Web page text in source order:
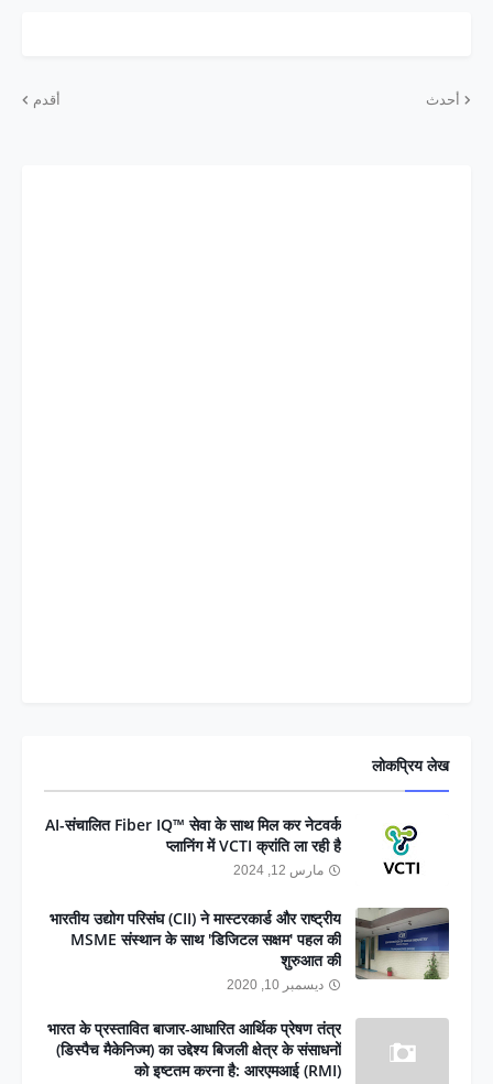
أحدث أقدم
लोकप्रिय लेख
AI-संचालित Fiber IQ™ सेवा के साथ मिल कर नेटवर्क
प्लानिंग में VCTI क्रांति ला रही है
مارس 12, 2024
भारतीय उद्योग परिसंघ (CII) ने मास्टरकार्ड और राष्ट्रीय
MSME संस्थान के साथ 'डिजिटल सक्षम' पहल की
शुरुआत की
ديسمبر 10, 2020
भारत के प्रस्तावित बाजार-आधारित आर्थिक प्रेषण तंत्र
(डिस्पैच मैकेनिज्म) का उद्देश्य बिजली क्षेत्र के संसाधनों
को इष्टतम करना है: आरएमआई (RMI)